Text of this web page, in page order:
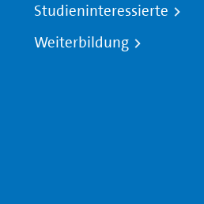
Studieninteressierte
Weiterbildung